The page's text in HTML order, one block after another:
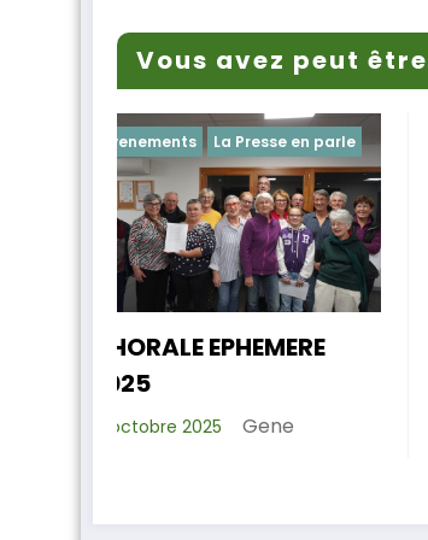
Vous avez peut
Chapelle Evenements
Lagastet : le repas
champêtre réussi
sous les platanes